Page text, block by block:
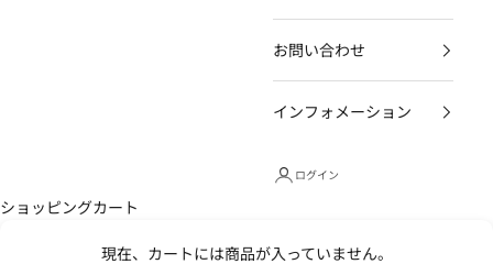
お問い合わせ
インフォメーション
ログイン
ショッピングカート
現在、カートには商品が入っていません。